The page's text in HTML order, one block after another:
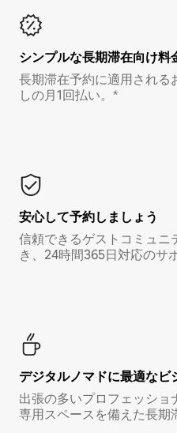
シンプルな長期滞在向け料
長期滞在予約に適用される
しの月1回払い。*
安心して予約しましょう
信頼できるゲストコミュニ
き、24時間365日対応のサ
デジタルノマド⁠に最⁠適⁠なビ⁠
出張の多いプロフェッシ
専用スペースを備えた長期